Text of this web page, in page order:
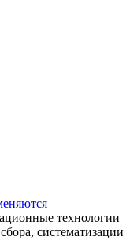
технологии
систематизации